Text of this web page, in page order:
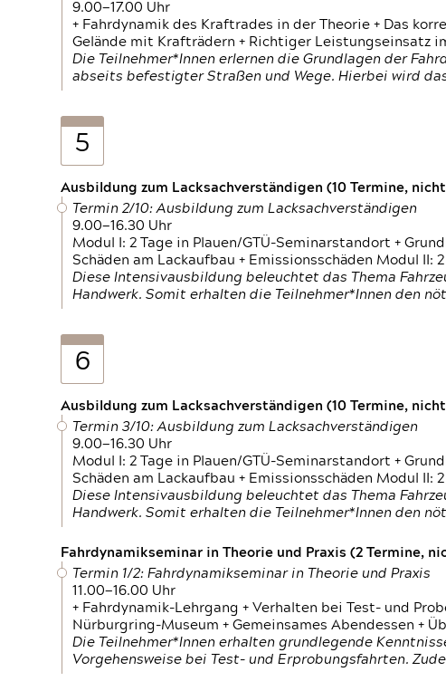
9.00—17.00 Uhr
+ Fahrdynamik des Kraftrades in der Theorie + Das
Gelände mit Krafträdern + Richtiger Leistungseinsatz
Die Teilnehmer*Innen erlernen die Grundlagen der
abseits befestigter Straßen und Wege. Hierbei wird
5
Ausbildung zum Lacksachverständigen (10 Termine,
Termin 2/10: Ausbildung zum Lacksachverständigen
9.00—16.30 Uhr
Modul I: 2 Tage in Plauen/GTÜ-Seminarstandort +
Schäden am Lackaufbau + Emissionsschäden Modul II:
Diese Intensivausbildung beleuchtet das Thema
Handwerk. Somit erhalten die Teilnehmer*Innen den
6
Ausbildung zum Lacksachverständigen (10 Termine,
Termin 3/10: Ausbildung zum Lacksachverständigen
9.00—16.30 Uhr
Modul I: 2 Tage in Plauen/GTÜ-Seminarstandort +
Schäden am Lackaufbau + Emissionsschäden Modul II:
Diese Intensivausbildung beleuchtet das Thema
Handwerk. Somit erhalten die Teilnehmer*Innen den
Fahrdynamikseminar in Theorie und Praxis (2 Termine,
Termin 1/2: Fahrdynamikseminar in Theorie und Praxis
11.00—16.00 Uhr
+ Fahrdynamik-Lehrgang + Verhalten bei Test- und
Nürburgring-Museum + Gemeinsames Abendessen +
Die Teilnehmer*Innen erhalten grundlegende
Vorgehensweise bei Test- und Erprobungsfahrten.